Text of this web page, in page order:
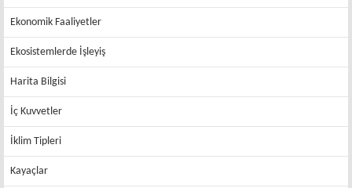
Ekonomik Faaliyetler
Ekosistemlerde İşleyiş
Harita Bilgisi
İç Kuvvetler
İklim Tipleri
Kayaçlar